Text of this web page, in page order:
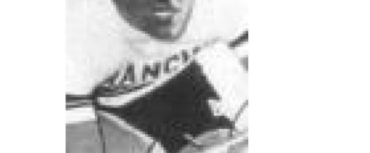
#334 CHARLY WEGELIUS,